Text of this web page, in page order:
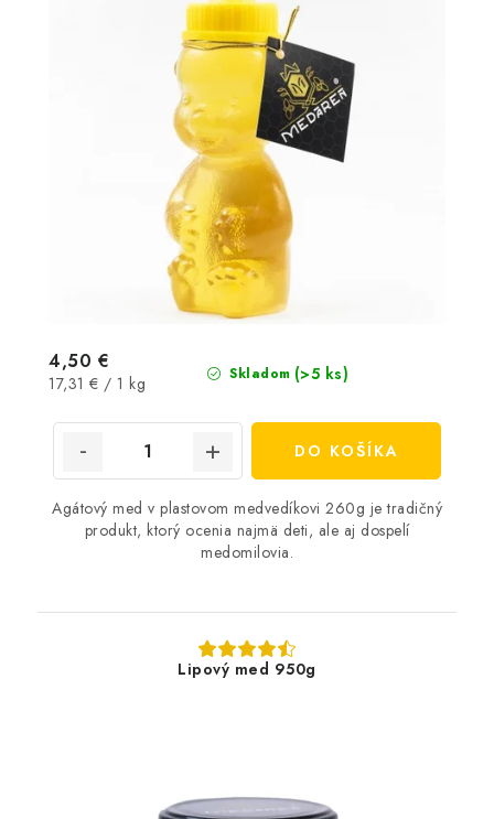
Skladom (>5 ks)
4,50 €
Jednotková
17,31 € / 1 kg
DO KOŠÍKA
Agátový med v plastovom medvedíkovi 260g je tradičný
produkt, ktorý ocenia najmä deti, ale aj dospelí
medomilovia.
Lipový med 950g